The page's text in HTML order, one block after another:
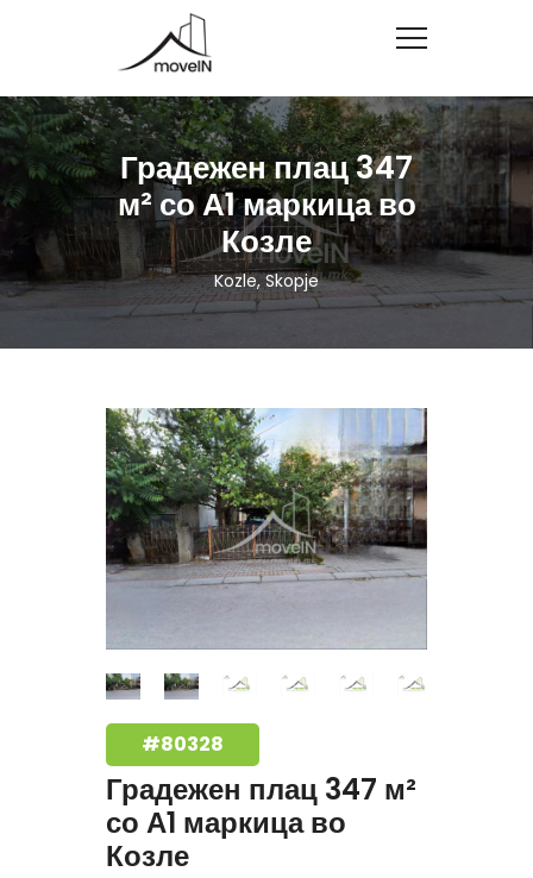
Градежен плац 347
м² со А1 маркица во
Козле
Kozle, Skopje
#80328
Градежен плац 347 м²
со А1 маркица во
Козле